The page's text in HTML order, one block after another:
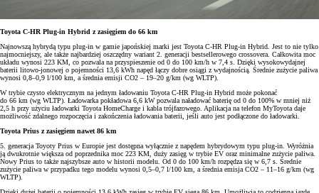
Toyota C-HR Plug-in Hybrid z zasięgiem do 66 km
Najnowszą hybrydą typu plug-in w gamie japońskiej marki jest Toyota C-HR Plug-in Hybrid. Jest to nie tylko
najmocniejszy, ale także najbardziej oszczędny wariant 2. generacji bestsellerowego crossovera. Całkowita moc
układu wynosi 223 KM, co pozwala na przyspieszenie od 0 do 100 km/h w 7,4 s. Dzięki wysokowydajnej
baterii litowo-jonowej o pojemności 13,6 kWh napęd łączy dobre osiągi z wydajnością. Średnie zużycie paliwa
wynosi 0,8–0,9 l/100 km, a średnia emisji CO2 – 19–20 g/km (wg WLTP).
W trybie czysto elektrycznym na jednym ładowaniu Toyota C-HR Plug-in Hybrid może pokonać
do 66 km (wg WLTP). Ładowarka pokładowa 6,6 kW pozwala naładować baterię od 0 do 100% w mniej niż
2,5 h przy użyciu ładowarki Toyota HomeCharge i kabla trójfazowego. Aplikacja na telefon MyToyota daje
możliwość zdalnego rozpoczęcia i zakończenia ładowania baterii, jeśli auto jest podłączone do ładowarki.
Toyota Prius z zasięgiem nawet 86 km
5. generacja Toyoty Prius w Europie jest dostępna wyłącznie z napędem hybrydowym typu plug-in. Wyróżnia
ją dwukrotnie większa od poprzednika moc 223 KM, duży zasięg w trybie EV oraz minimalne zużycie paliwa.
Nowy Prius to także najszybsze auto w historii modelu. Od 0 do 100 km/h rozpędza się w 6,7 s. Średnie
zużycie paliwa w przypadku tego modelu wynosi 0,5–0,7 l/100 km, a średnia emisja CO2 – 11–16 g/km (wg
WLTP).